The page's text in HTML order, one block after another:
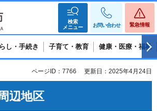
検索
メニュー
お問い合わせ 緊急情報
し・手続き 子育て・教育 健康・医療・福祉
ページID：7766 更新日：2025年4月24日
辺地区